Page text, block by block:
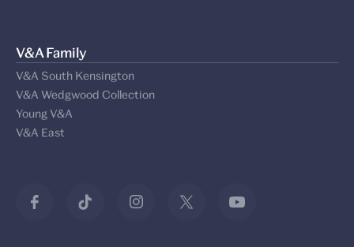
V&A Family
V&A South Kensington
V&A Wedgwood Collection
Young V&A
V&A East